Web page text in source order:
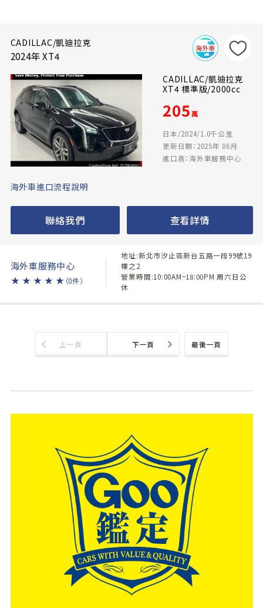
CADILLAC/凱迪拉克
2024年 XT4
CADILLAC/凱迪拉克
XT4 標準版/2000cc
205萬
日本/2024/1.0千公里
更新日期：2025年 06月
進口商：海外車服務中心
海外車進口流程說明
聯絡我們 查看詳情
海外車服務中心
★ ★ ★ ★ ★ （0件）
地址:新北市汐止區新台五路一段99號19
樓之2
營業時間:10:00AM~18:00PM 周六日公
休
最後一頁
上一頁 下一頁